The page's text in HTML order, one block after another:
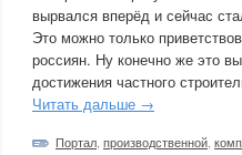
вырвался вперёд и сейчас
Это можно только
россиян. Ну конечно же это
достижения частного
Читать дальше →
Портал производственной